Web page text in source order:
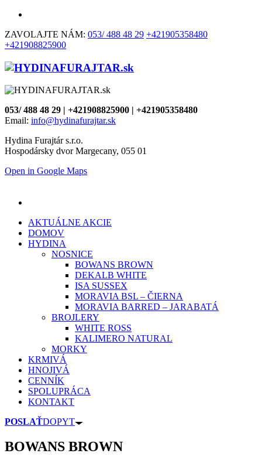
ZAVOLAJTE NÁM: 053/ 488 48 29 +421905358480
+421908825900
053/ 488 48 29 | +421908825900 | +421905358480
Email: info@hydinafurajtar.sk
Hydina Furajtár s.r.o.
Hospodársky dvor Margecany, 055 01
Open in Google Maps
AKTUÁLNE AKCIE
DOMOV
HYDINA
NOSNICE
BOWANS BROWN
DEKALB WHITE
ISA SUSSEX
MORAVIA BSL – ČIERNA
MORAVIA BARRED – JARABATÁ
BROJLERY
WHITE ROSS
KALIMERO NATURAL
MORKY
KRMIVÁ
HNOJIVÁ
CENNÍK
SPOLUPRÁCA
KONTAKT
POSLAŤDOPYT
BOWANS BROWN